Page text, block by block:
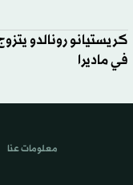
كريستيانو رونالدو
في ماديرا
معلومات عنا